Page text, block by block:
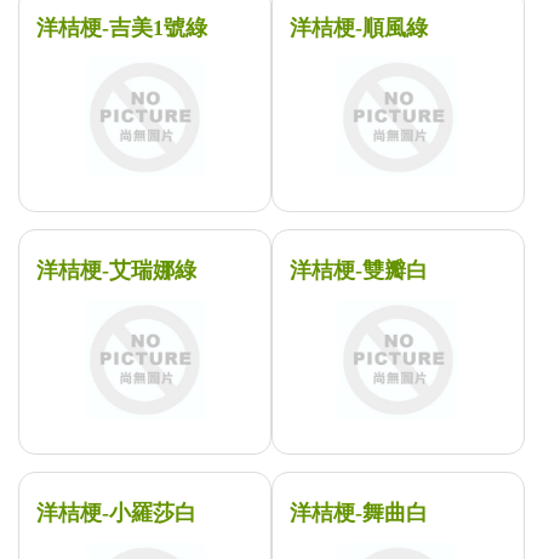
洋桔梗-吉美1號綠 洋桔梗-順風綠
洋桔梗-艾瑞娜綠 洋桔梗-雙瓣白
洋桔梗-小羅莎白 洋桔梗-舞曲白